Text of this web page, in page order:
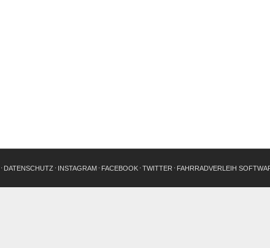
DATENSCHUTZ INSTAGRAM FACEBOOK TWITTER FAHRRADVERLEIH